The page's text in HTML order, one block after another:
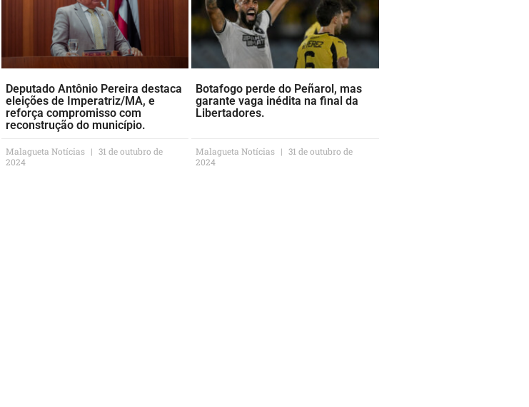
Deputado Antônio Pereira destaca
eleições de Imperatriz/MA, e
reforça compromisso com
reconstrução do município.
Malagueta Notícias
31 de outubro de
2024
Botafogo perde do Peñarol, mas
garante vaga inédita na final da
Libertadores.
Malagueta Notícias
31 de outubro de
2024